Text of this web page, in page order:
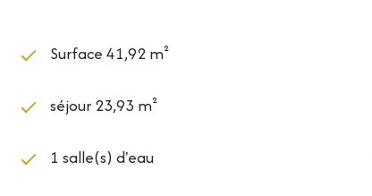
Surface 41,92 m²
séjour 23,93 m²
1 salle(s) d'eau